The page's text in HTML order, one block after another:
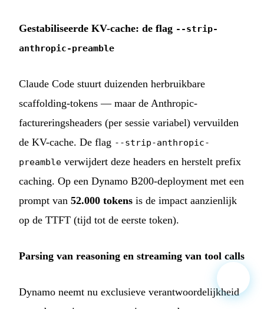
Gestabiliseerde KV-cache: de flag --strip-
anthropic-preamble
Claude Code stuurt duizenden herbruikbare
scaffolding-tokens — maar de Anthropic-
factureringsheaders (per sessie variabel) vervuilden
de KV-cache. De flag --strip-anthropic-
preamble verwijdert deze headers en herstelt prefix
caching. Op een Dynamo B200-deployment met een
prompt van 52.000 tokens is de impact aanzienlijk
op de TTFT (tijd tot de eerste token).
Parsing van reasoning en streaming van tool calls
Dynamo neemt nu exclusieve verantwoordelijkheid